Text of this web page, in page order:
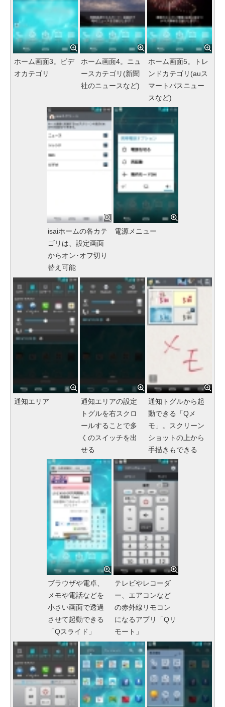
ホーム画面3。ビデ
オカテゴリ
ホーム画面4。ニュ
ースカテゴリ(新聞
社のニュースなど)
ホーム画面5。トレ
ンドカテゴリ(auス
マートパスニュー
スなど)
isaiホームの各カテ
ゴリは、設定画面
からオン･オフ切り
替え可能
電源メニュー
通知エリア
通知エリアの設定
トグルを右スクロ
ールすることで多
くのスイッチを出
せる
通知トグルから起
動できる「Qメ
モ」。スクリーン
ショットの上から
手描きもできる
ブラウザや電卓、
メモや電話などを
小さい画面で透過
させて起動できる
「Qスライド」
テレビやレコーダ
ー、エアコンなど
の赤外線リモコン
になるアプリ「Qリ
モート」